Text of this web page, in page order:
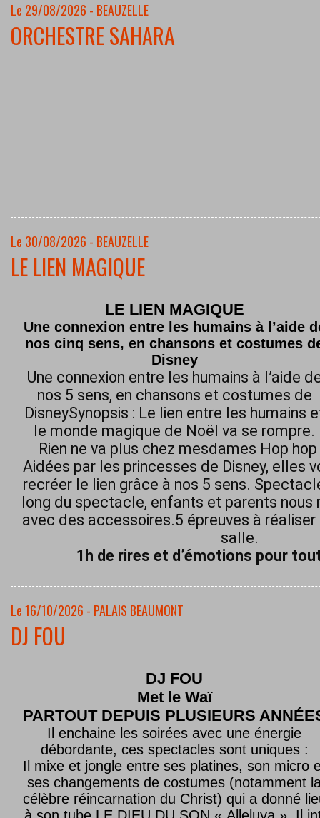
Le 29/08/2026 - BEAUZELLE
ORCHESTRE SAHARA
Le 30/08/2026 - BEAUZELLE
LE LIEN MAGIQUE
LE LIEN MAGIQUE
Une connexion entre les humains à l’aide
nos cinq sens, en chansons et costumes
Disney
Une connexion entre les humains à l’aide
nos 5 sens, en chansons et costumes de
DisneySynopsis : Le lien entre les humains
le monde magique de Noël va se rompre.
Rien ne va plus chez mesdames Hop
Aidées par les princesses de Disney, elles
recréer le lien grâce à nos 5 sens.
long du spectacle, enfants et parents nous
avec des accessoires.5 épreuves à
salle.
1h de rires et d’émotions pour
Le 16/10/2026 - PALAIS BEAUMONT
DJ FOU
DJ FOU
Met le Waï
PARTOUT DEPUIS PLUSIEURS
Il enchaine les soirées avec une énergie
débordante, ces spectacles sont uniques :
Il mixe et jongle entre ses platines, son micro
ses changements de costumes (notamment
célèbre réincarnation du Christ) qui a donné